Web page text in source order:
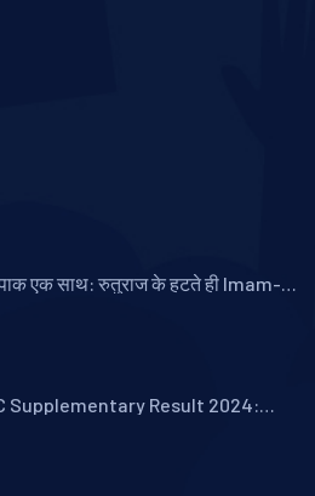
एक साथ: रुतुराज के हटते ही Imam-
Supplementary Result 2024: